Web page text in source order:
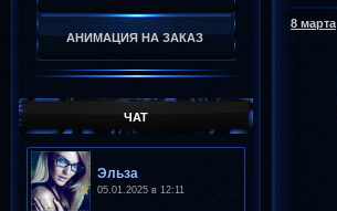
АНИМАЦИЯ НА ЗАКАЗ
ЧАТ
8 марта